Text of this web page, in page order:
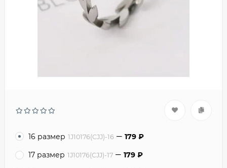
16 размер 1J10176(CJJ)-16 179 ₽
17 размер 1J10176(CJJ)-17 179 ₽